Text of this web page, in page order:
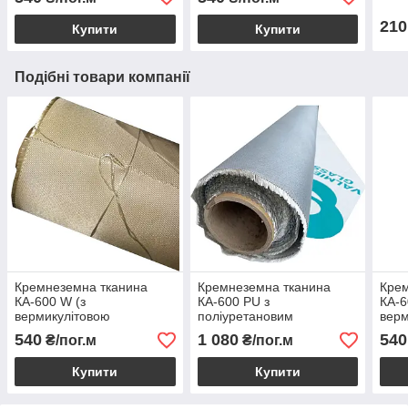
Купити Купити 210
Подібні товари компанії
Кремнеземна тканина
КА-600 W (з
вермикулітовою
обробкою)
540 ₴/пог.м
Купити
Кремнеземна тканина
КА-600 PU з
поліуретановим
просоченням
1 080₴/пог.м
Купити
КА-
540